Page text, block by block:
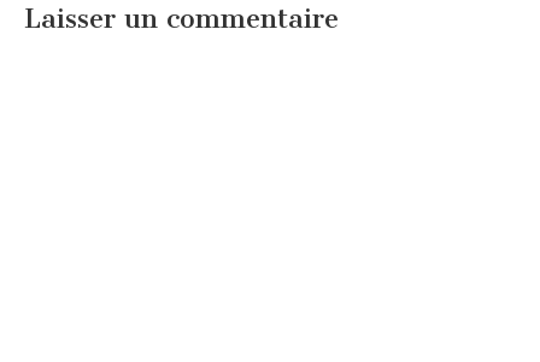
Laisser un commentaire